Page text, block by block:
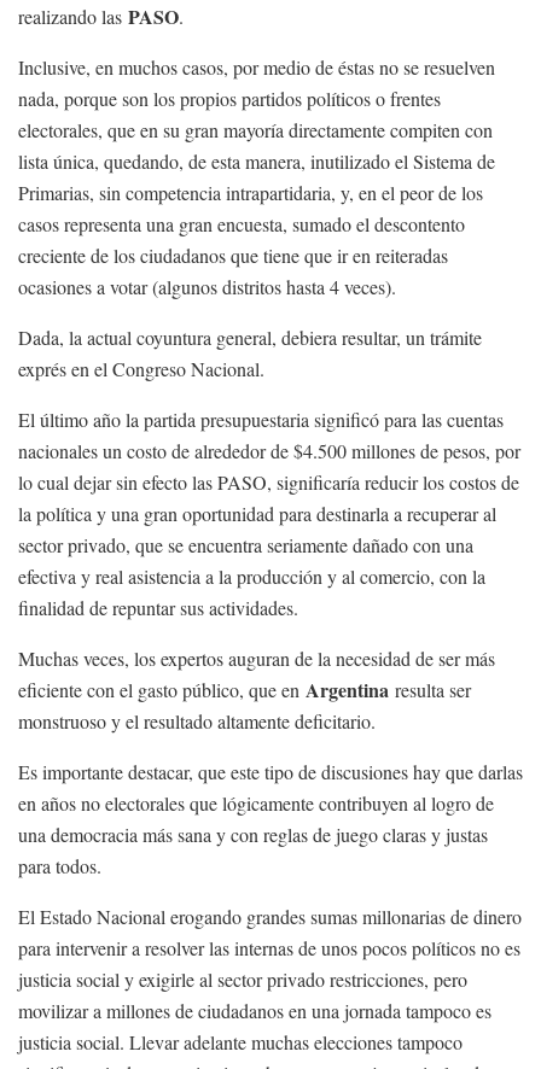
realizando las PASO.
Inclusive, en muchos casos, por medio de éstas no se resuelven
nada, porque son los propios partidos políticos o frentes
electorales, que en su gran mayoría directamente compiten con
lista única, quedando, de esta manera, inutilizado el Sistema de
Primarias, sin competencia intrapartidaria, y, en el peor de los
casos representa una gran encuesta, sumado el descontento
creciente de los ciudadanos que tiene que ir en reiteradas
ocasiones a votar (algunos distritos hasta 4 veces).
Dada, la actual coyuntura general, debiera resultar, un trámite
exprés en el Congreso Nacional.
El último año la partida presupuestaria significó para las cuentas
nacionales un costo de alrededor de $4.500 millones de pesos, por
lo cual dejar sin efecto las PASO, significaría reducir los costos de
la política y una gran oportunidad para destinarla a recuperar al
sector privado, que se encuentra seriamente dañado con una
efectiva y real asistencia a la producción y al comercio, con la
finalidad de repuntar sus actividades.
Muchas veces, los expertos auguran de la necesidad de ser más
eficiente con el gasto público, que en Argentina resulta ser
monstruoso y el resultado altamente deficitario.
Es importante destacar, que este tipo de discusiones hay que darlas
en años no electorales que lógicamente contribuyen al logro de
una democracia más sana y con reglas de juego claras y justas
para todos.
El Estado Nacional erogando grandes sumas millonarias de dinero
para intervenir a resolver las internas de unos pocos políticos no es
justicia social y exigirle al sector privado restricciones, pero
movilizar a millones de ciudadanos en una jornada tampoco es
justicia social. Llevar adelante muchas elecciones tampoco